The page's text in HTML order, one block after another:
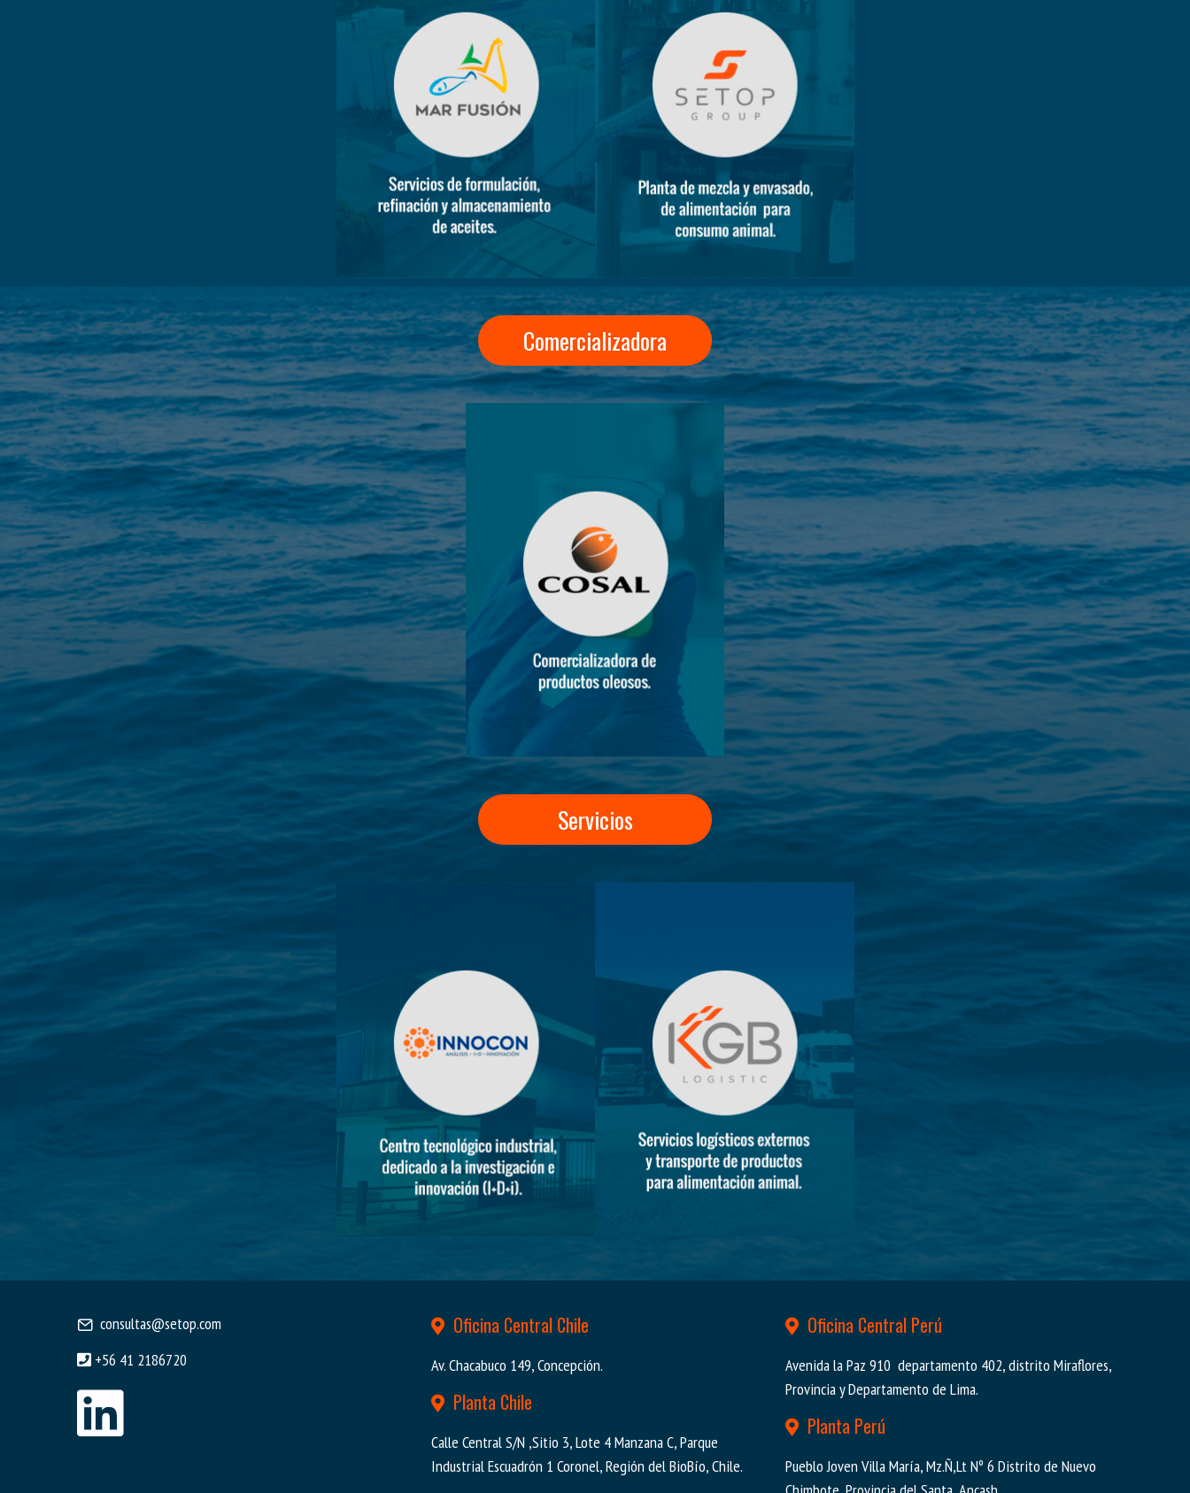
Comercializadora
Servicios
consultas@setop.com
+56 41 2186720
Oficina Central Chile
Av. Chacabuco 149, Concepción.
Planta Chile
Calle Central S/N ,Sitio 3, Lote 4 Manzana C, Parque
Industrial Escuadrón 1 Coronel, Región del BioBío, Chile.
Oficina Central Perú
Avenida la Paz 910 departamento 402, distrito Miraflores,
Provincia y Departamento de Lima.
Planta Perú
Pueblo Joven Villa María, Mz.Ñ,Lt Nº 6 Distrito de Nuevo